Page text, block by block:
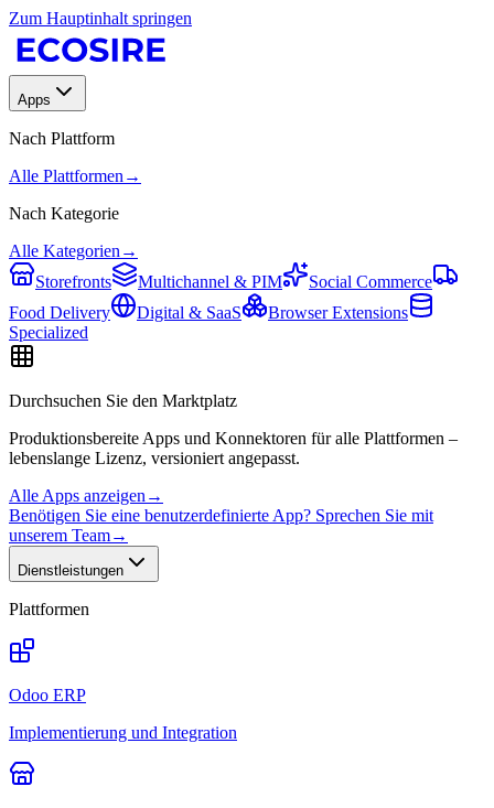
Zum Hauptinhalt springen
Apps
Nach Plattform
Alle Plattformen →
Nach Kategorie
Alle Kategorien →
Storefronts
Multichannel & PIM
Social Commerce
Food Delivery
Digital & SaaS
Browser Extensions
Specialized
Durchsuchen Sie den Marktplatz
Produktionsbereite Apps und Konnektoren für alle Plattformen –
lebenslange Lizenz, versioniert angepasst.
Alle Apps anzeigen →
Benötigen Sie eine benutzerdefinierte App? Sprechen Sie mit
unserem Team→
Dienstleistungen
Plattformen
Odoo ERP
Implementierung und Integration